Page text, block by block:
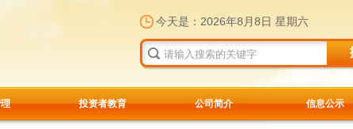
今天是： 2026年8月8日 星期六
投资者教育 公司简介 信息公示